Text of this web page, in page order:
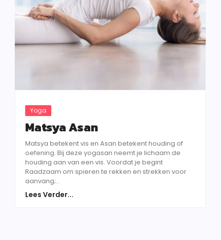
Yoga
Matsya Asan
Matsya betekent vis en Asan betekent houding of
oefening. Bij deze yogasan neemt je lichaam de
houding aan van een vis. Voordat je begint
Raadzaam om spieren te rekken en strekken voor
aanvang;...
Lees Verder...